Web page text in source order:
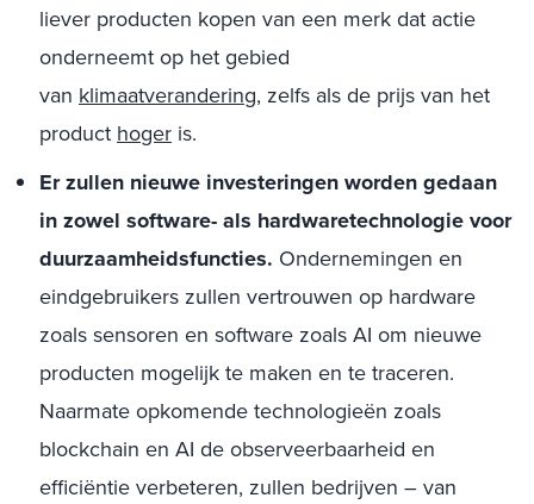
liever producten kopen van een merk dat actie
onderneemt op het gebied
van klimaatverandering, zelfs als de prijs van het
product hoger is.
Er zullen nieuwe investeringen worden gedaan
in zowel software- als hardwaretechnologie voor
duurzaamheidsfuncties. Ondernemingen en
eindgebruikers zullen vertrouwen op hardware
zoals sensoren en software zoals AI om nieuwe
producten mogelijk te maken en te traceren.
Naarmate opkomende technologieën zoals
blockchain en AI de observeerbaarheid en
efficiëntie verbeteren, zullen bedrijven – van